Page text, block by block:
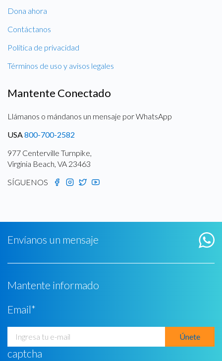
Dona ahora
Contáctanos
Política de privacidad
Términos de uso y avisos legales
Mantente Conectado
Llámanos o mándanos un mensaje por WhatsApp
USA800-700-2582
977 Centerville Turnpike,
Virginia Beach, VA 23463
SÍGUENOS
Envíanos un mensaje
Mantente informado
Email*
captcha